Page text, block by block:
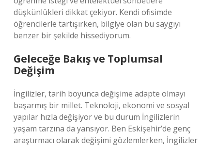
düşkünlükleri dikkat çekiyor. Kendi ofisimde
öğrencilerle tartışırken, bilgiye olan bu saygıyı
benzer bir şekilde hissediyorum.
Geleceğe Bakış ve Toplumsal
Değişim
İngilizler, tarih boyunca değişime adapte olmayı
başarmış bir millet. Teknoloji, ekonomi ve sosyal
yapılar hızla değişiyor ve bu durum İngilizlerin
yaşam tarzına da yansıyor. Ben Eskişehir’de genç
araştırmacı olarak değişimi gözlemlerken, İngilizler